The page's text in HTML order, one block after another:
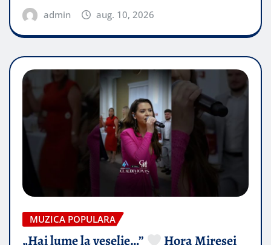
admin aug. 10, 2026
MUZICA POPULARA
„Hai lume la veselie…”
Hora Miresei